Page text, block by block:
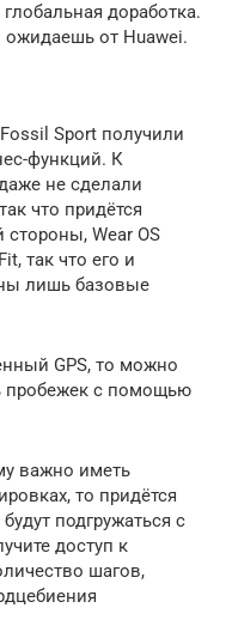
доработка.
ожидаешь от Huawei.
Sport получили
функций. К
не сделали
что придётся
Wear OS
так что его и
лишь базовые
GPS, то можно
пробежек с помощью
важно иметь
то придётся
подгружаться с
доступ к
шагов,